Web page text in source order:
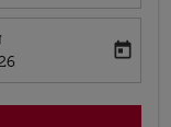
return-date-aria-label
today